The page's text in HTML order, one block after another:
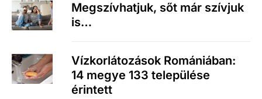
Megszívhatjuk, sőt már szívjuk
is…
Vízkorlátozások Romániában:
14 megye 133 települése
érintett